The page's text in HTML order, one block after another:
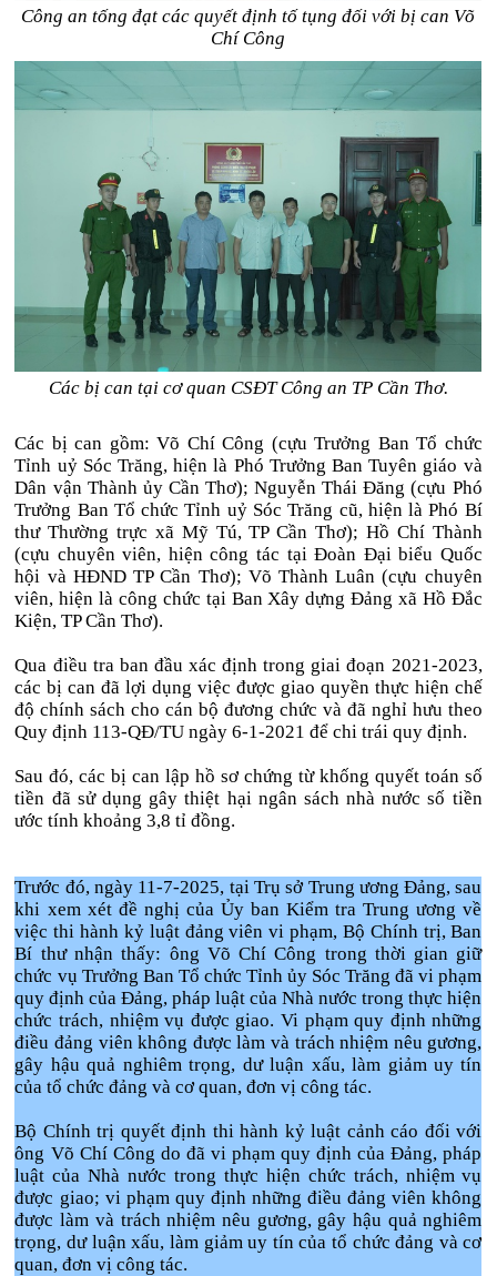
Công an tống đạt các quyết định tố tụng đối với bị can Võ
Chí Công
Các bị can tại cơ quan CSĐT Công an TP Cần Thơ.
Các bị can gồm: Võ Chí Công (cựu Trưởng Ban Tổ chức
Tỉnh uỷ Sóc Trăng, hiện là Phó Trưởng Ban Tuyên giáo và
Dân vận Thành ủy Cần Thơ); Nguyễn Thái Đăng (cựu Phó
Trưởng Ban Tổ chức Tỉnh uỷ Sóc Trăng cũ, hiện là Phó Bí
thư Thường trực xã Mỹ Tú, TP Cần Thơ); Hồ Chí Thành
(cựu chuyên viên, hiện công tác tại Đoàn Đại biểu Quốc
hội và HĐND TP Cần Thơ); Võ Thành Luân (cựu chuyên
viên, hiện là công chức tại Ban Xây dựng Đảng xã Hồ Đắc
Kiện, TP Cần Thơ).
Qua điều tra ban đầu xác định trong giai đoạn 2021-2023,
các bị can đã lợi dụng việc được giao quyền thực hiện chế
độ chính sách cho cán bộ đương chức và đã nghỉ hưu theo
Quy định 113-QĐ/TU ngày 6-1-2021 để chi trái quy định.
Sau đó, các bị can lập hồ sơ chứng từ khống quyết toán số
tiền đã sử dụng gây thiệt hại ngân sách nhà nước số tiền
ước tính khoảng 3,8 tỉ đồng.
Trước đó, ngày 11-7-2025, tại Trụ sở Trung ương Đảng, sau
khi xem xét đề nghị của Ủy ban Kiểm tra Trung ương về
việc thi hành kỷ luật đảng viên vi phạm, Bộ Chính trị, Ban
Bí thư nhận thấy: ông Võ Chí Công trong thời gian giữ
chức vụ Trưởng Ban Tổ chức Tỉnh ủy Sóc Trăng đã vi phạm
quy định của Đảng, pháp luật của Nhà nước trong thực hiện
chức trách, nhiệm vụ được giao. Vi phạm quy định những
điều đảng viên không được làm và trách nhiệm nêu gương,
gây hậu quả nghiêm trọng, dư luận xấu, làm giảm uy tín
của tổ chức đảng và cơ quan, đơn vị công tác.
Bộ Chính trị quyết định thi hành kỷ luật cảnh cáo đối với
ông Võ Chí Công do đã vi phạm quy định của Đảng, pháp
luật của Nhà nước trong thực hiện chức trách, nhiệm vụ
được giao; vi phạm quy định những điều đảng viên không
được làm và trách nhiệm nêu gương, gây hậu quả nghiêm
trọng, dư luận xấu, làm giảm uy tín của tổ chức đảng và cơ
quan, đơn vị công tác.